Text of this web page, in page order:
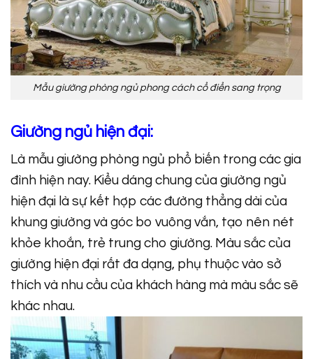
Mẫu giường phòng ngủ phong cách cổ điển sang trọng
Giường ngủ hiện đại:
Là mẫu giường phòng ngủ phổ biến trong các gia
đình hiện nay. Kiểu dáng chung của giường ngủ
hiện đại là sự kết hợp các đường thẳng dài của
khung giường và góc bo vuông vắn, tạo nên nét
khỏe khoắn, trẻ trung cho giường. Màu sắc của
giường hiện đại rất đa dạng, phụ thuộc vào sở
thích và nhu cầu của khách hàng mà màu sắc sẽ
khác nhau.